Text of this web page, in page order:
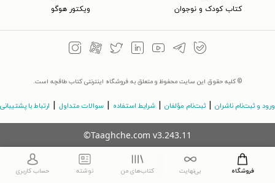
کتاب کودک و نوجوان
ویکتور هوگو
© کلیه حقوق این سایت محفوظ و متعلق به فروشگاه اینترنتی کتاب طاقچه است.
ورود و ثبت‌نام ناشران ثبت‌نام مؤلفان شرایط استفاده سوالات متداول ارتباط با پشتیبانی
©Taaghche.com v3.243.11
فروشگاه بی‌نهایت کتاب‌های من نوشته حساب کاربری